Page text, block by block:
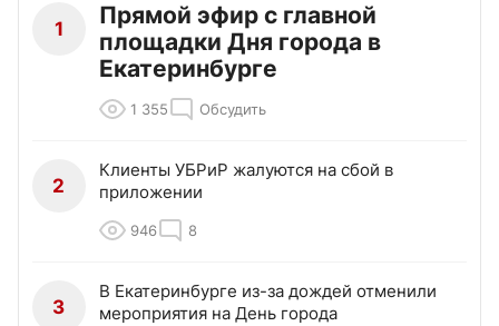
1
Прямой эфир с главной
площадки Дня города в
Екатеринбурге
1 355 Обсудить
2
Клиенты УБРиР жалуются на сбой в
приложении
946 8
3
В Екатеринбурге из-за дождей отменили
мероприятия на День города